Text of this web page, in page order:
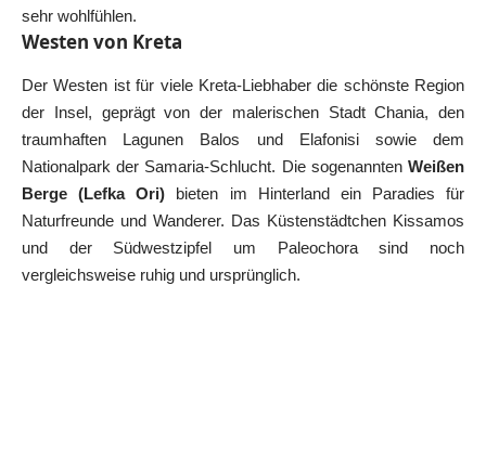
sehr wohlfühlen.
Westen von Kreta
Der Westen ist für viele Kreta-Liebhaber die schönste Region
der Insel, geprägt von der malerischen StadtChania, den
traumhaften Lagunen Balos und Elafonisi sowie dem
Nationalpark der Samaria-Schlucht. Die sogenannten Weißen
Berge (Lefka Ori) bieten im Hinterland ein Paradies für
Naturfreunde und Wanderer. Das Küstenstädtchen Kissamos
und der Südwestzipfel um Paleochora sind noch
vergleichsweise ruhig und ursprünglich.